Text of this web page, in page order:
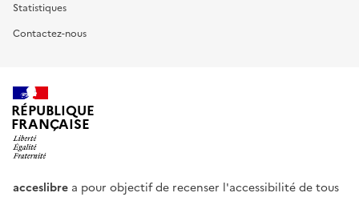
Statistiques
Contactez-nous
RÉPUBLIQUE
FRANÇAISE
acceslibre a pour objectif de recenser l'accessibilité de tous